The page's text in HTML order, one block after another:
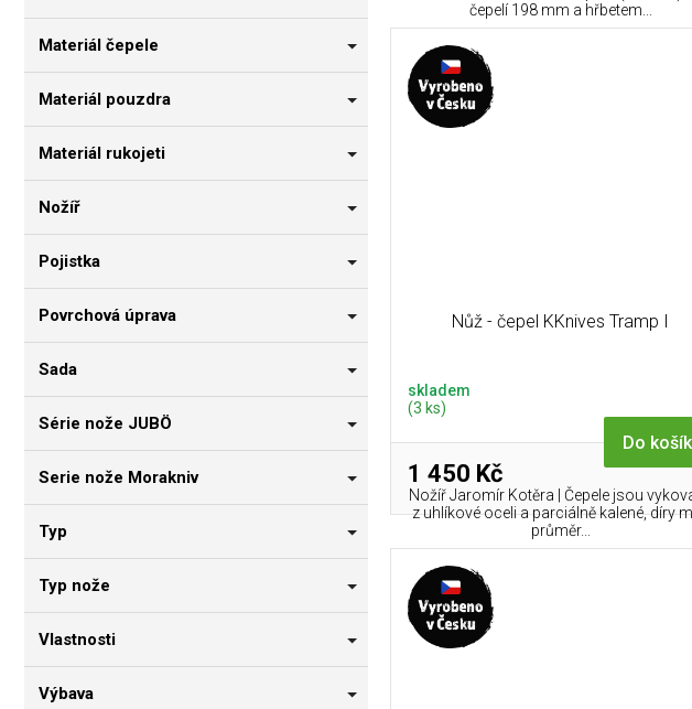
Materiál čepele
Materiál pouzdra
Materiál rukojeti
Nožíř
Pojistka
Povrchová úprava
Sada
Série nože JUBÖ
Serie nože Morakniv
Typ
Typ nože
Vlastnosti
Výbava
čepelí 198 mm a hřbetem...
Nůž - čepel KKnives Tramp I
skladem
(3 ks)
1 450 Kč
Do
Nožíř Jaromír Kotěra | Čepele jsou
z uhlíkové oceli a parciálně kalené, díry
průměr...